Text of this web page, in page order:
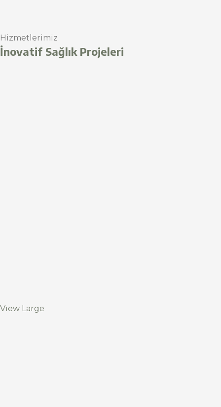
Hizmetlerimiz
İnovatif Sağlık Projeleri
View Large